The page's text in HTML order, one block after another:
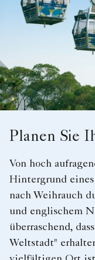
Planen Sie
Von hoch
Hintergrund
nach Weihrauch
und englischem
überraschend,
Weltstadt"